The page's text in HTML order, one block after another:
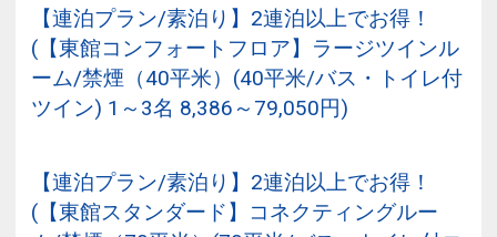
【連泊プラン/素泊り】2連泊以上でお得！
(【東館コンフォートフロア】ラージツインル
ーム/禁煙（40平米）(40平米/バス・トイレ付
ツイン) 1～3名 8,386～79,050円)
【連泊プラン/素泊り】2連泊以上でお得！
(【東館スタンダード】コネクティングルー